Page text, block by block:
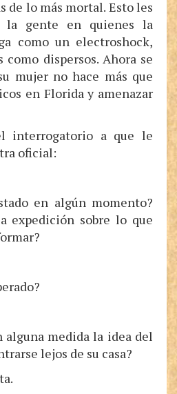
de lo más mortal. Esto les
la gente en quienes la
como un electroshock,
como dispersos. Ahora se
mujer no hace más que
en Florida y amenazar
interrogatorio a que le
oficial:
en algún momento?
expedición sobre lo que
alguna medida la idea del
lejos de su casa?